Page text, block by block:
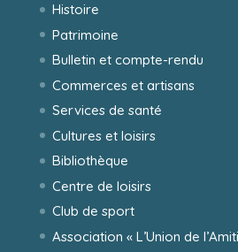
Histoire
Patrimoine
Bulletin et compte-rendu
Commerces et artisans
Services de santé
Cultures et loisirs
Bibliothèque
Centre de loisirs
Club de sport
Association « L’Union de